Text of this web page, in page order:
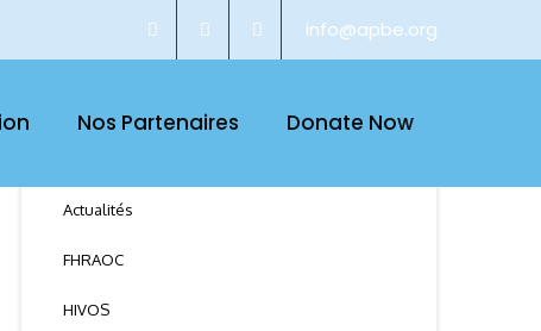
info@apbe.org
Nos Partenaires Donate Now
CATEGORY
Actualités
FHRAOC
HIVOS